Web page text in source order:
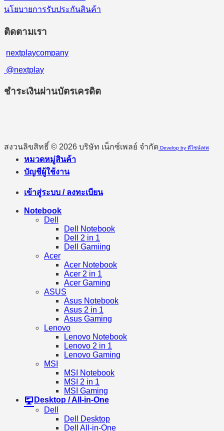
นโยบายการรับประกันสินค้า
ติดตามเรา
nextplaycompany
@nextplay
ชำระเงินผ่านบัตรเครดิต
สงวนลิขสิทธิ์ © 2026 บริษัท เน็กซ์เพลย์ จำกัด Develop by ดีไซน์เทพ
หมวดหมู่สินค้า
บัญชีผู้ใช้งาน
เข้าสู่ระบบ / ลงทะเบียน
Notebook
Dell
Dell Notebook
Dell 2 in 1
Dell Gamiing
Acer
Acer Notebook
Acer 2 in 1
Acer Gaming
ASUS
Asus Notebook
Asus 2 in 1
Asus Gaming
Lenovo
Lenovo Notebook
Lenovo 2 in 1
Lenovo Gaming
MSI
MSI Notebook
MSI 2 in 1
MSI Gaming
Desktop / All-in-One
Dell
Dell Desktop
Dell All-in-One